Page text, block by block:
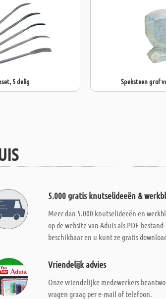
5 delig Speksteen grof
5.000 gratis knutselideeën &
Meer dan 5.000 knutselideeën en
op de website van Aduis als PDF-bestand
beschikbaar en u kunt ze gratis
Vriendelijk advies
Onze vriendelijke medewerkers
vragen graag per e-mail of telefoon.